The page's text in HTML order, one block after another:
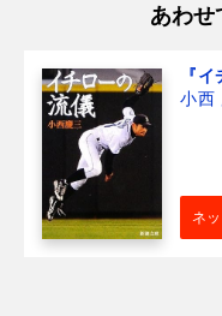
あわせ
『
小西
ネ